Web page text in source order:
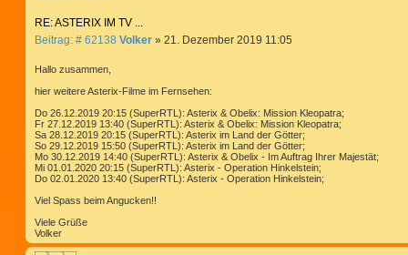
RE: ASTERIX IM TV ...
Beitrag: # 62138 B
r
a
g
Volker » 21. Dezember 2019 11:05
Hallo zusammen,
hier weitere Asterix-Filme im Fernsehen:
Do 26.12.2019 20:15 (SuperRTL): Asterix & Obelix: Mission Kleopatra;
Fr 27.12.2019 13:40 (SuperRTL): Asterix & Obelix: Mission Kleopatra;
Sa 28.12.2019 20:15 (SuperRTL): Asterix im Land der Götter;
So 29.12.2019 15:50 (SuperRTL): Asterix im Land der Götter;
Mo 30.12.2019 14:40 (SuperRTL): Asterix & Obelix - Im Auftrag Ihrer Majestät;
Mi 01.01.2020 20:15 (SuperRTL): Asterix - Operation Hinkelstein;
Do 02.01.2020 13:40 (SuperRTL): Asterix - Operation Hinkelstein;
Viel Spass beim Angucken!!
Viele Grüße
Volker